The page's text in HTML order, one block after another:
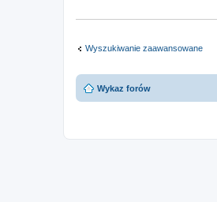
Wyszukiwanie zaawansowane
Wykaz forów